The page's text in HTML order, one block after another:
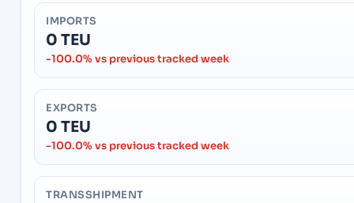
IMPORTS
0 TEU
-100.0% vs previous tracked week
EXPORTS
0 TEU
-100.0% vs previous tracked week
TRANSSHIPMENT